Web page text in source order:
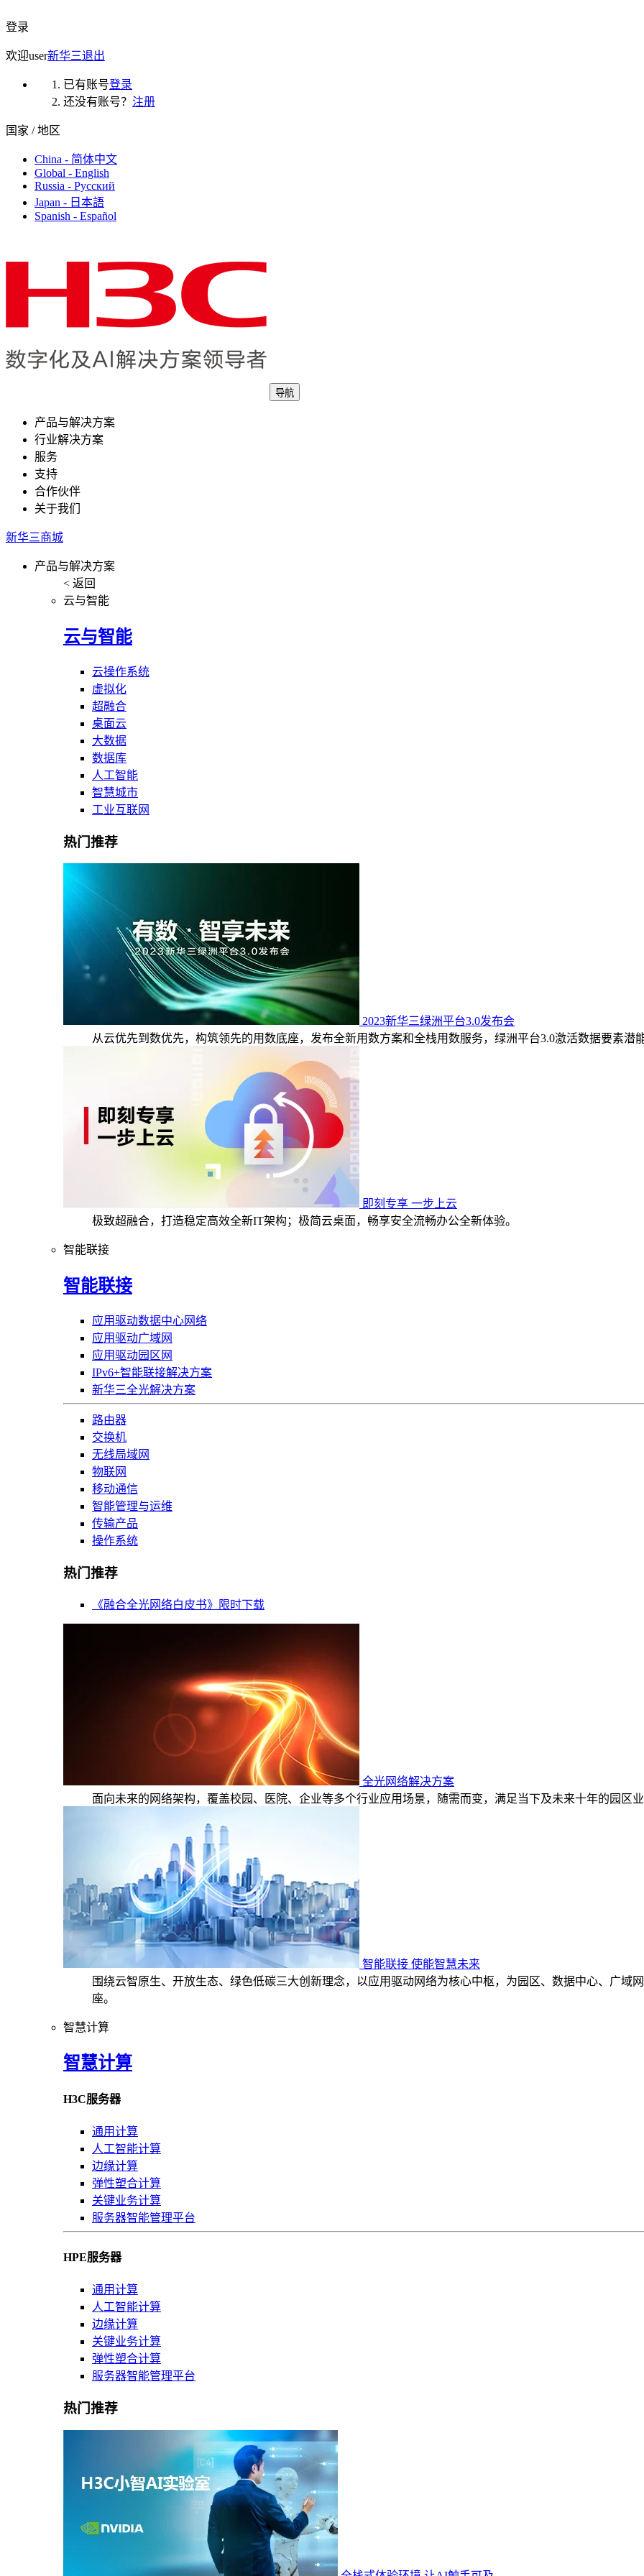
登录
欢迎user新华三退出
已有账号登录
还没有账号？ 注册
国家 / 地区
China - 简体中文
Global - English
Russia - Русский
Japan - 日本語
Spanish - Español
导航
产品与解决方案
行业解决方案
服务
支持
合作伙伴
关于我们
新华三商城
产品与解决方案
< 返回
云与智能
云与智能
云操作系统
虚拟化
超融合
桌面云
大数据
数据库
人工智能
智慧城市
工业互联网
热门推荐
2023新华三绿洲平台3.0发布会
从云优先到数优先，构筑领先的用数底座，发布全新用数方案和全栈用数服务，绿洲平台3.0激活数据要素潜
即刻专享 一步上云
极致超融合，打造稳定高效全新IT架构；极简云桌面，畅享安全流畅办公全新体验。
智能联接
智能联接
应用驱动数据中心网络
应用驱动广域网
应用驱动园区网
IPv6+智能联接解决方案
新华三全光解决方案
路由器
交换机
无线局域网
物联网
移动通信
智能管理与运维
传输产品
操作系统
热门推荐
《融合全光网络白皮书》限时下载
全光网络解决方案
面向未来的网络架构，覆盖校园、医院、企业等多个行业应用场景，随需而变，满足当下及未来十年的园区
智能联接 使能智慧未来
围绕云智原生、开放生态、绿色低碳三大创新理念，以应用驱动网络为核心中枢，为园区、数据中心、广域
座。
智慧计算
智慧计算
H3C服务器
通用计算
人工智能计算
边缘计算
弹性塑合计算
关键业务计算
服务器智能管理平台
HPE服务器
通用计算
人工智能计算
边缘计算
关键业务计算
弹性塑合计算
服务器智能管理平台
热门推荐